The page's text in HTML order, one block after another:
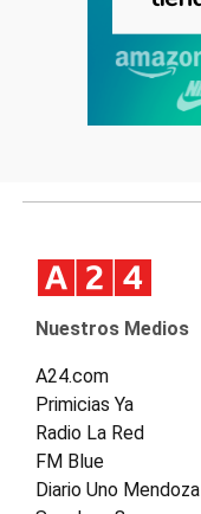
Nuestros Medios
A24.com
Primicias Ya
Radio La Red
FM Blue
Diario Uno Mendoza